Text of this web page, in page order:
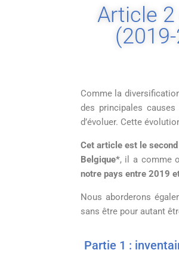
Article
Comme la
des principales
d’évoluer. Cette
Cet article est le
Belgique*, il a comme
notre pays entre 2019
Nous aborderons
sans être pour autant
Partie 1 :